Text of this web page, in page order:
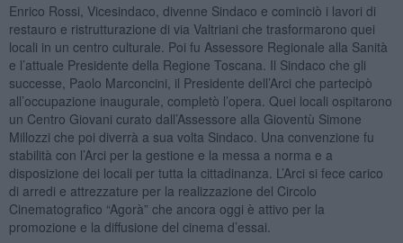
Enrico Rossi, Vicesindaco, divenne Sindaco e cominciò i lavori di
restauro e ristrutturazione di via Valtriani che trasformarono quei
locali in un centro culturale. Poi fu Assessore Regionale alla Sanità
e l’attuale Presidente della Regione Toscana. Il Sindaco che gli
successe, Paolo Marconcini, il Presidente dell’Arci che partecipò
all’occupazione inaugurale, completò l’opera. Quei locali ospitarono
un Centro Giovani curato dall’Assessore alla Gioventù Simone
Millozzi che poi diverrà a sua volta Sindaco. Una convenzione fu
stabilità con l’Arci per la gestione e la messa a norma e a
disposizione dei locali per tutta la cittadinanza. L’Arci si fece carico
di arredi e attrezzature per la realizzazione del Circolo
Cinematografico “Agorà” che ancora oggi è attivo per la
promozione e la diffusione del cinema d’essai.